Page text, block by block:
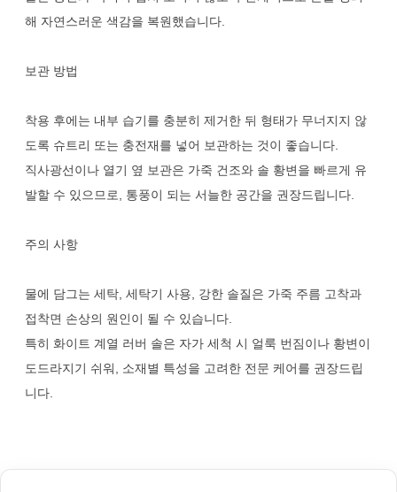
해 자연스러운 색감을 복원했습니다.
보관 방법
착용 후에는 내부 습기를 충분히 제거한 뒤 형태가 무너지지 않
도록 슈트리 또는 충전재를 넣어 보관하는 것이 좋습니다.
직사광선이나 열기 옆 보관은 가죽 건조와 솔 황변을 빠르게 유
발할 수 있으므로, 통풍이 되는 서늘한 공간을 권장드립니다.
주의 사항
물에 담그는 세탁, 세탁기 사용, 강한 솔질은 가죽 주름 고착과
접착면 손상의 원인이 될 수 있습니다.
특히 화이트 계열 러버 솔은 자가 세척 시 얼룩 번짐이나 황변이
도드라지기 쉬워, 소재별 특성을 고려한 전문 케어를 권장드립
니다.